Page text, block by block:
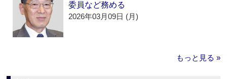
委員など務める
2026年03月09日 (月)
もっと見る »